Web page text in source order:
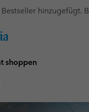
einen 10 %-Gutschein
shoppen